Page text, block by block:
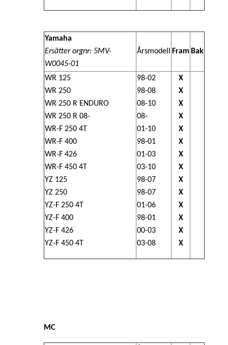
Yamaha
Ersätter orgnr: 5MV-
W0045-01
Årsmodell Fram Bak
WR 125
WR 250
WR 250 R ENDURO
WR 250 R 08-
WR-F 250 4T
WR-F 400
WR-F 426
WR-F 450 4T
YZ 125
YZ 250
YZ-F 250 4T
YZ-F 400
YZ-F 426
YZ-F 450 4T
98-02
98-08
08-10
08-
01-10
98-01
01-03
03-10
98-07
98-07
01-06
98-01
00-03
03-08
X
X
X
X
X
X
X
X
X
X
X
X
X
X
MC